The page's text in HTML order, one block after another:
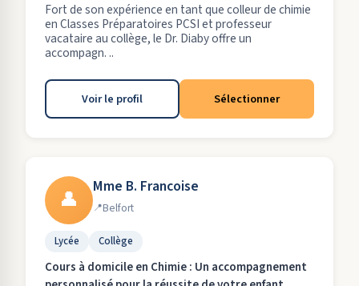
Fort de son expérience en tant que colleur de chimie
en Classes Préparatoires PCSI et professeur
vacataire au collège, le Dr. Diaby offre un
accompagn. ..
Voir le profil Sélectionner
👤 Mme B. Francoise
Belfort
Lycée Collège
Cours à domicile en Chimie : Un accompagnement